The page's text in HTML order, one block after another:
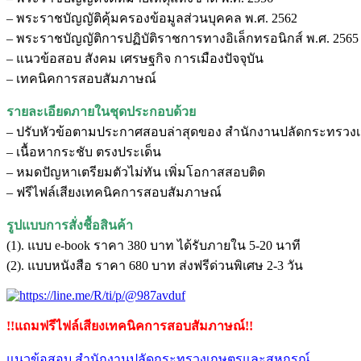
และ
สหกรณ์
ชิ้น
– พระราชบัญญัติคุ้มครองข้อมูลส่วนบุคคล พ.ศ. 2562
– พระราชบัญญัติการปฏิบัติราชการทางอิเล็กทรอนิกส์ พ.ศ. 2565
– แนวข้อสอบ สังคม เศรษฐกิจ การเมืองปัจจุบัน
– เทคนิคการสอบสัมภาษณ์
รายละเอียดภายในชุดประกอบด้วย
– ปรับหัวข้อตามประกาศสอบล่าสุดของ สำนักงานปลัดกระทรว
– เนื้อหากระชับ ตรงประเด็น
– หมดปัญหาเตรียมตัวไม่ทัน เพิ่มโอกาสสอบติด
– ฟรีไฟล์เสียงเทคนิคการสอบสัมภาษณ์
รูปแบบการสั่งชื้อสินค้า
(1). แบบ e-book ราคา 380 บาท ได้รับภายใน 5-20 นาที
(2). แบบหนังสือ ราคา 680 บาท ส่งฟรีด่วนพิเศษ 2-3 วัน
!!แถมฟรีไฟล์เสียงเทคนิคการสอบสัมภาษณ์!!